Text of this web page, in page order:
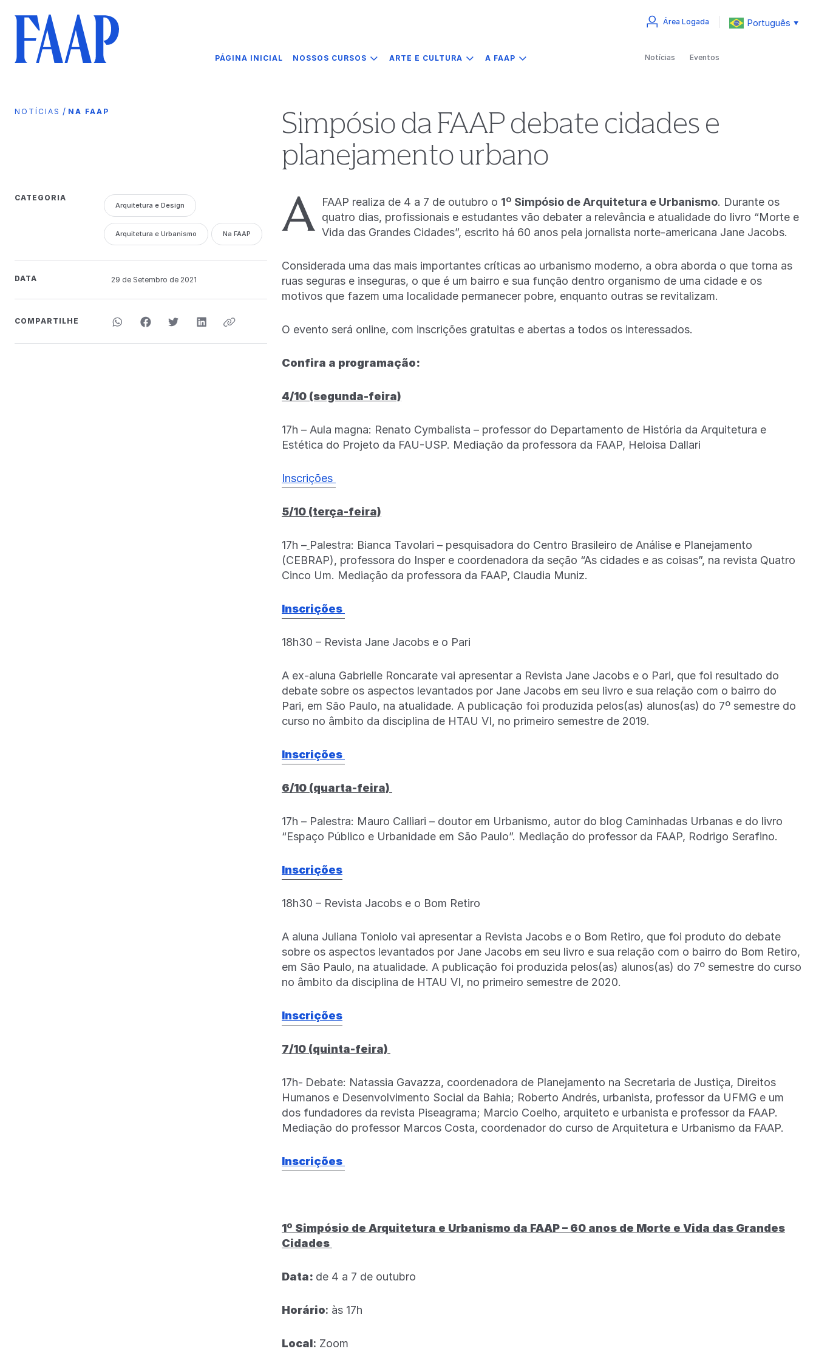
PÁGINA INICIAL NOSSOS CURSOS ARTE E CULTURA A FAAP
Área Logada Português ▼
Notícias Eventos
NOTÍCIAS / NA FAAP
Simpósio da FAAP debate cidades e
planejamento urbano
CATEGORIA
Arquitetura e Design
Arquitetura e Urbanismo Na FAAP
DATA 29 de Setembro de 2021
COMPARTILHE
A FAAP realiza de 4 a 7 de outubro o 1º Simpósio de Arquitetura e Urbanismo. Durante os
quatro dias, profissionais e estudantes vão debater a relevância e atualidade do livro “Morte e
Vida das Grandes Cidades”, escrito há 60 anos pela jornalista norte-americana Jane Jacobs.
Considerada uma das mais importantes críticas ao urbanismo moderno, a obra aborda o que torna as
ruas seguras e inseguras, o que é um bairro e sua função dentro organismo de uma cidade e os
motivos que fazem uma localidade permanecer pobre, enquanto outras se revitalizam.
O evento será online, com inscrições gratuitas e abertas a todos os interessados.
Confira a programação:
4/10 (segunda-feira)
17h – Aula magna: Renato Cymbalista – professor do Departamento de História da Arquitetura e
Estética do Projeto da FAU-USP. Mediação da professora da FAAP, Heloisa Dallari
Inscrições
5/10 (terça-feira)
17h – Palestra: Bianca Tavolari – pesquisadora do Centro Brasileiro de Análise e Planejamento
(CEBRAP), professora do Insper e coordenadora da seção “As cidades e as coisas”, na revista Quatro
Cinco Um. Mediação da professora da FAAP, Claudia Muniz.
Inscrições
18h30 – Revista Jane Jacobs e o Pari
A ex-aluna Gabrielle Roncarate vai apresentar a Revista Jane Jacobs e o Pari, que foi resultado do
debate sobre os aspectos levantados por Jane Jacobs em seu livro e sua relação com o bairro do
Pari, em São Paulo, na atualidade. A publicação foi produzida pelos(as) alunos(as) do 7º semestre do
curso no âmbito da disciplina de HTAU VI, no primeiro semestre de 2019.
Inscrições
6/10 (quarta-feira)
17h – Palestra: Mauro Calliari – doutor em Urbanismo, autor do blog Caminhadas Urbanas e do livro
“Espaço Público e Urbanidade em São Paulo”. Mediação do professor da FAAP, Rodrigo Serafino.
Inscrições
18h30 – Revista Jacobs e o Bom Retiro
A aluna Juliana Toniolo vai apresentar a Revista Jacobs e o Bom Retiro, que foi produto do debate
sobre os aspectos levantados por Jane Jacobs em seu livro e sua relação com o bairro do Bom Retiro,
em São Paulo, na atualidade. A publicação foi produzida pelos(as) alunos(as) do 7º semestre do curso
no âmbito da disciplina de HTAU VI, no primeiro semestre de 2020.
Inscrições
7/10 (quinta-feira)
17h- Debate: Natassia Gavazza, coordenadora de Planejamento na Secretaria de Justiça, Direitos
Humanos e Desenvolvimento Social da Bahia; Roberto Andrés, urbanista, professor da UFMG e um
dos fundadores da revista Piseagrama; Marcio Coelho, arquiteto e urbanista e professor da FAAP.
Mediação do professor Marcos Costa, coordenador do curso de Arquitetura e Urbanismo da FAAP.
Inscrições
1º Simpósio de Arquitetura e Urbanismo da FAAP – 60 anos de Morte e Vida das Grandes
Cidades
Data: de 4 a 7 de outubro
Horário: às 17h
Local: Zoom